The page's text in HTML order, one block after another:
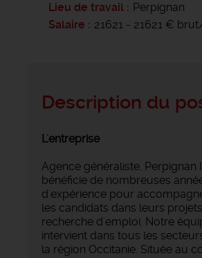
Lieu de travail
Perpignan
Salaire
21621 - 21621 €
Description du
L'entreprise
Agence généraliste, Perpignan
bénéficie de nombreuses
d'expérience pour
les candidats dans leurs
recherche d'emploi. Notre
intervient dans tous les
la région Occitanie. Située au